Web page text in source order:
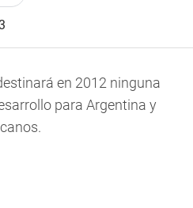
en 2012 ninguna
para Argentina y